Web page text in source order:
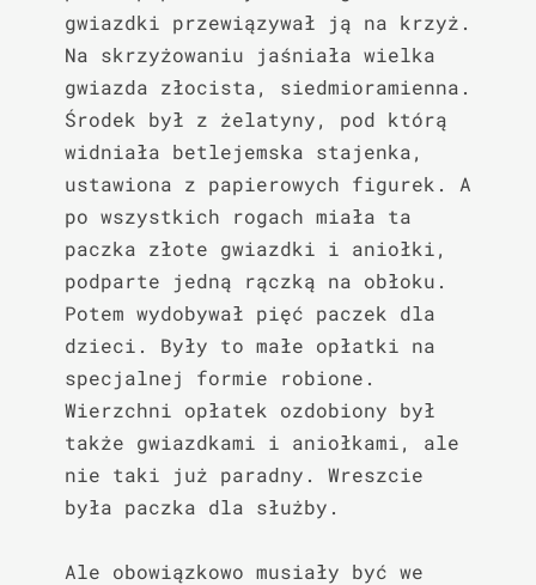
gwiazdki przewiązywał ją na krzyż.
Na skrzyżowaniu jaśniała wielka
gwiazda złocista, siedmioramienna.
Środek był z żelatyny, pod którą
widniała betlejemska stajenka,
ustawiona z papierowych figurek. A
po wszystkich rogach miała ta
paczka złote gwiazdki i aniołki,
podparte jedną rączką na obłoku.
Potem wydobywał pięć paczek dla
dzieci. Były to małe opłatki na
specjalnej formie robione.
Wierzchni opłatek ozdobiony był
także gwiazdkami i aniołkami, ale
nie taki już paradny. Wreszcie
była paczka dla służby.
Ale obowiązkowo musiały być we